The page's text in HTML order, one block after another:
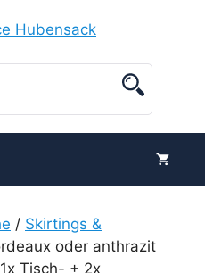
/ Skirtings &
oder anthrazit
Tisch- + 2x